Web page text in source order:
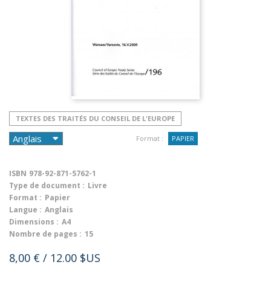
TEXTES DES TRAITÉS DU CONSEIL DE L'EUROPE
Format : PAPIER
ISBN 978-92-871-5762-1
Type de document : Livre
Format : Papier
Langue : Anglais
Dimensions : A4
Nombre de pages : 15
8,00 € / 12.00 $US